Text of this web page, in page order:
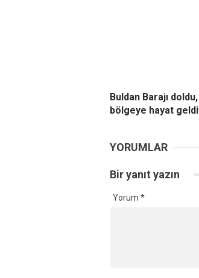
Buldan Barajı doldu,
bölgeye hayat geldi
YORUMLAR
Bir yanıt yazın
Yorum *